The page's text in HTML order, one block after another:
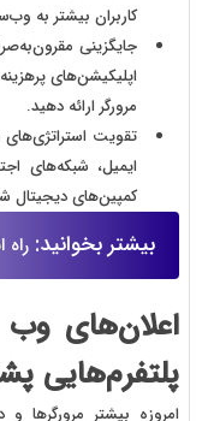
کاربران بیشتر به
جایگزینی
اپلیکیشن‌های
مرورگر ارائه دهید.
تقویت استراتژی‌های
ایمیل، شبکه‌های
کمپین‌های دیجیتال
بیشتر بخوانید: راه
اعلان‌های
پلتفرم‌هایی
امروزه بیشتر مرورگرها و